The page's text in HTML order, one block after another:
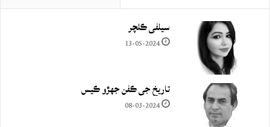
سيلفي ڪلچر
13-05-2024
تاريخ جي ڪفن جھڙو ڪيس
08-03-2024